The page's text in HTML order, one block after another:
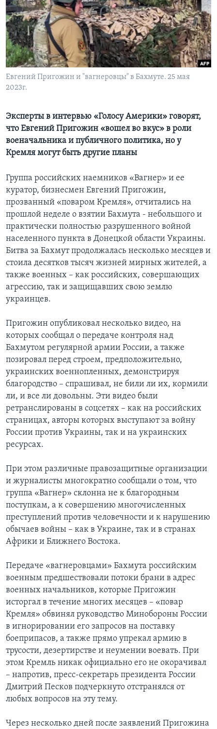
Learning English
СОЦИАЛЬНЫЕ СЕТИ
Языки
Евгений Пригожин и "вагнеровцы" в Бахмуте. 25 мая
2023г.
Эксперты в интервью «Голосу Америки» говорят,
что Евгений Пригожин «вошел во вкус» в роли
военачальника и публичного политика, но у
Кремля могут быть другие планы
Группа российских наемников «Вагнер» и ее
куратор, бизнесмен Евгений Пригожин,
прозванный «поваром Кремля», отчитались на
прошлой неделе о взятии Бахмута - небольшого и
практически полностью разрушенного войной
населенного пункта в Донецкой области Украины.
Битва за Бахмут продолжалась несколько месяцев и
стоила десятков тысяч жизней мирных жителей, а
также военных – как российских, совершающих
агрессию, так и защищавших свою землю
украинцев.
Пригожин опубликовал несколько видео, на
которых сообщал о передаче контроля над
Бахмутом регулярной армии России, а также
позировал перед строем, предположительно,
украинских военнопленных, демонстрируя
благородство – спрашивал, не били ли их, кормили
ли, и все ли довольны. Эти видео были
ретранслированы в соцсетях – как на российских
страницах, авторы которых выступают за войну
России против Украины, так и на украинских
ресурсах.
При этом различные правозащитные организации
и журналисты многократно сообщали о том, что
группа «Вагнер» склонна не к благородным
поступкам, а к совершению многочисленных
преступлений против человечности и к нарушению
обычаев войны – как в Украине, так и в странах
Африки и Ближнего Востока.
Передаче «вагнеровцами» Бахмута российским
военным предшествовали потоки брани в адрес
военных начальников, которые Пригожин
исторгал в течение многих месяцев – «повар
Кремля» обвинял руководство Минобороны России
в игнорировании его запросов на поставку
боеприпасов, а также прямо упрекал армию в
трусости, дезертирстве и неумении воевать. При
этом Кремль никак официально его не окорачивал
– напротив, пресс-секретарь президента России
Дмитрий Песков подчеркнуто отстранялся от
любых вопросов на эту тему.
Через несколько дней после заявлений Пригожина